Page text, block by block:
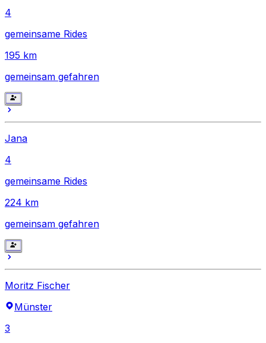
4
gemeinsame Rides
195 km
gemeinsam gefahren
Jana
4
gemeinsame Rides
224 km
gemeinsam gefahren
Moritz Fischer
Münster
3